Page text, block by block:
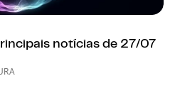
notícias de 27/07 a 31/07
notícias de 27/07